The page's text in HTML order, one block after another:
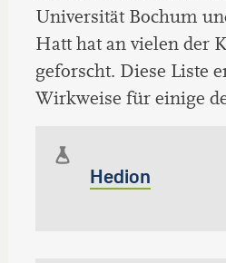
Universität Bochum
Hatt hat an vielen der
geforscht. Diese Liste
Wirkweise für einige
Hedion